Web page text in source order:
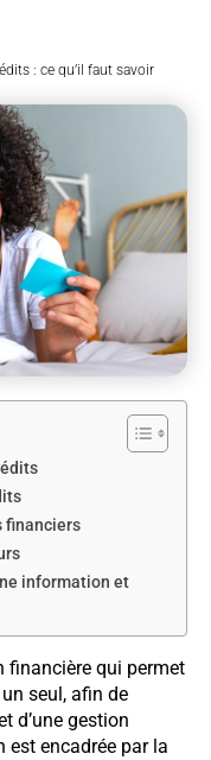
: ce qu’il faut savoir
financiers
information et
financière qui permet
seul, afin de
d’une gestion
est encadrée par la